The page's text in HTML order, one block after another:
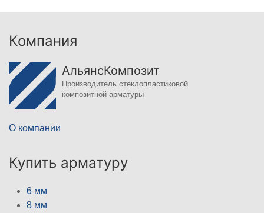
Компания
АльянсКомпозит
Производитель стеклопластиковой
композитной арматуры
О компании
Купить арматуру
6 мм
8 мм